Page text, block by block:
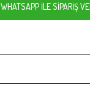
WHATSAPP İLE SİPARİŞ